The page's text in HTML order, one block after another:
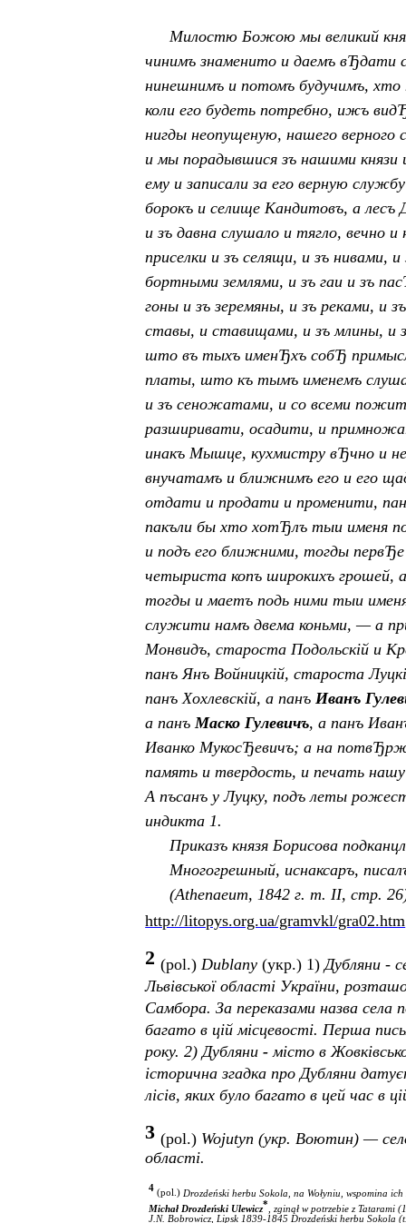
Милостю Божою мы великий
чинимъ знаменито и даемъ вЂдати
нинешнимъ и потомъ будучимъ,
коли его будеть потребно, ижъ вид
нигды неопущеную, нашего
и мы порадывшися зъ нашими
ему и записали за его верную
борокъ и селище Кандитовъ, а
и зъ давна слушало и тягло, вечно и
приселки и зъ селящи, и зъ нивами,
бортными землями, и зъ гаи и зъ пас
гоны и зъ зеремяны, и зъ реками, и
ставы, и ставищами, и зъ млины, и
што въ тыхъ именЂхъ собЂ
платы, што къ тымъ именемъ
и зъ сеножатами, и со всеми
разширивати, осадити, и
инакъ Мышце, кухмистру вЂчно и
внучатамъ и ближнимъ его и его
отдати и продати и променити,
пакъли бы хто хотЂлъ тыи именя
и подъ его ближними, тогды первЂ
четыриста копъ широкихъ грошей,
тогды и маетъ подь ними тыи
служити намъ двема коньми, — а
Монвидъ, староста Подольскій и
панъ Янъ Войницкій, староста
панъ Хохлевскій, а панъ Иванъ
а панъ Маско Гулевичъ, а панъ
Иванко МукосЂевичъ; а на потвЂ
память и твердость, и печать
A пъсанъ у Луцку, подъ леты
индикта 1.
Приказъ князя Борисова подканцл
Многогрешный, иснаксаръ,
(Athenaeum, 1842 г. т. II, стр.
http://litopys.org.ua/gramvkl/gra02.htm
2 (pol.)Dublany (укр.) 1)Дубляни -
Львівської області України,
Самбора. За переказами назва села
багато в цій місцевості. Перша
року. 2)Дубляни -місто в
історична згадка про Дубляни
лісів, яких було багато в цей час в
3 (pol.) Wojutyn (укр.Воютин) —
області.
4 (pol.) Drozdeński herbu Sokola , na Wołyniu, wspomina
Michał Drozdeński Ulewicz*, zginął w potrzebie z Tatarami
J.N. Bobrowicz, Lipsk 1839-1845 Drozdeński herbu Sokola (t